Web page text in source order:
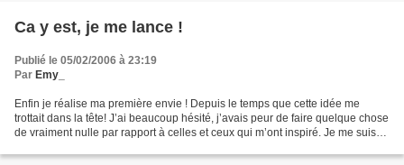
Ca y est, je me lance !
Publié le 05/02/2006 à 23:19
Par Emy_
Enfin je réalise ma première envie ! Depuis le temps que cette idée me
trottait dans la tête! J’ai beaucoup hésité, j’avais peur de faire quelque chose
de vraiment nulle par rapport à celles et ceux qui m’ont inspiré. Je me suis